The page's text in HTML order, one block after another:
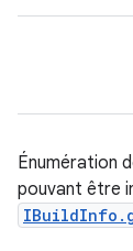
Énumération
pouvant être